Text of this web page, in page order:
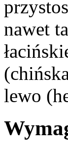
nawet
lewo